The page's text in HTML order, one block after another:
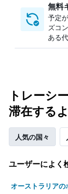
無料
予定
ズコ
ある
トレーシ
滞在する
人気の国々
ユーザーによく
オーストラリアの